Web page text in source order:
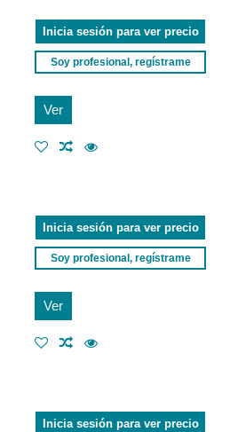
Inicia sesión para ver precio
Soy profesional, regístrame
Ver
Inicia sesión para ver precio
Soy profesional, regístrame
Ver
Inicia sesión para ver precio